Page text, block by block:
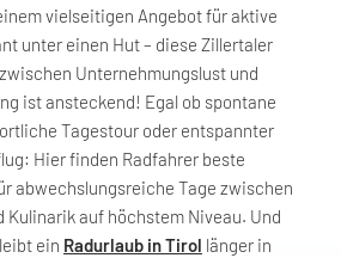
vielseitigen Angebot für aktive
unter einen Hut – diese Zillertaler
Unternehmungslust und
ist ansteckend! Egal ob spontane
Tagestour oder entspannter
Hier finden Radfahrer beste
abwechslungsreiche Tage zwischen
Kulinarik auf höchstem Niveau. Und
ein Radurlaub in Tirol länger in